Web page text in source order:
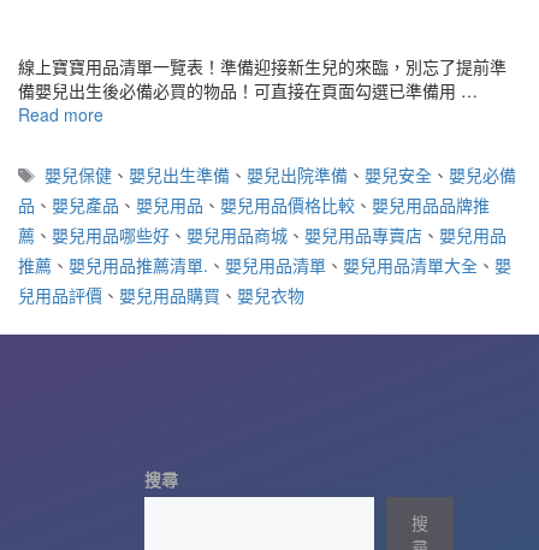
線上寶寶用品清單一覽表！準備迎接新生兒的來臨，別忘了提前準
備嬰兒出生後必備必買的物品！可直接在頁面勾選已準備用 …
Read more
標
籤
嬰兒保健 、嬰兒出生準備 、嬰兒出院準備 、嬰兒安全 、嬰兒必備
品 、 嬰兒產品 、 嬰兒用品 、 嬰兒用品價格比較 、 嬰兒用品品牌推
薦 、 嬰兒用品哪些好 、 嬰兒用品商城 、 嬰兒用品專賣店 、 嬰兒用品
推薦 、 嬰兒用品推薦清單. 、 嬰兒用品清單 、 嬰兒用品清單大全 、 嬰
兒用品評價 、 嬰兒用品購買 、 嬰兒衣物
搜尋
搜